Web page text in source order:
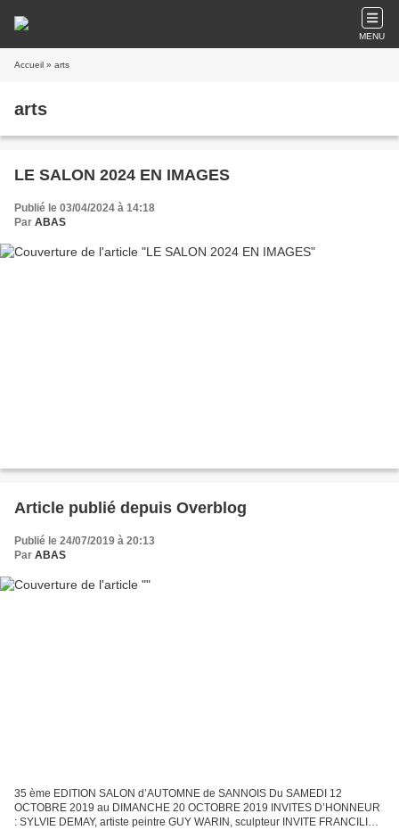
MENU
Accueil » arts
arts
LE SALON 2024 EN IMAGES
Publié le 03/04/2024 à 14:18
Par ABAS
Article publié depuis Overblog
Publié le 24/07/2019 à 20:13
Par ABAS
35 ème EDITION SALON d’AUTOMNE de SANNOIS Du SAMEDI 12
OCTOBRE 2019 au DIMANCHE 20 OCTOBRE 2019 INVITES D’HONNEUR
: SYLVIE DEMAY, artiste peintre GUY WARIN, sculpteur INVITE FRANCILIEN